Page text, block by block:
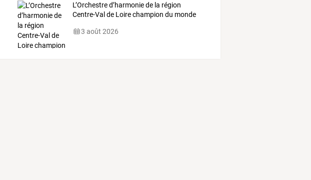
L’Orchestred’harmoniede la région
Centre-Val de Loirechampion du monde
3 août 2026